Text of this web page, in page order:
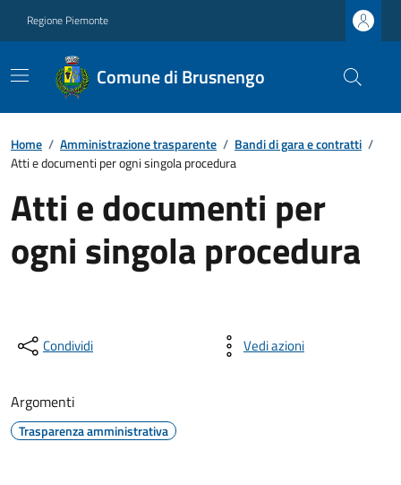
Regione Piemonte
Comune di Brusnengo
Home / Amministrazione trasparente / Bandi di gara e contratti /
Atti e documenti per ogni singola procedura
Atti e documenti per
ogni singola procedura
Condividi Vedi azioni
Argomenti
Trasparenza amministrativa